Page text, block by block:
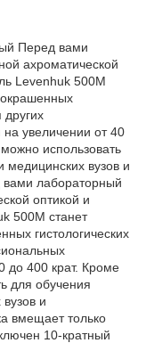
Перед вами
ахроматической
Levenhuk 500M
других
увеличении от 40
использовать
медицинских вузов и
лабораторный
оптикой и
500M станет
гистологических
до 400 крат. Кроме
для обучения
и
вмещает только
10-кратный